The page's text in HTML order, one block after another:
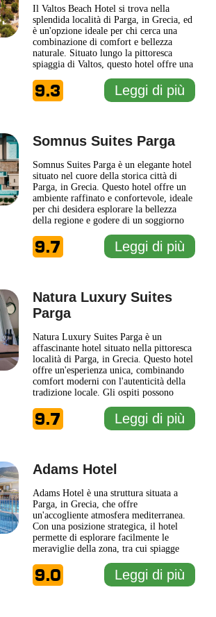
Il Valtos Beach Hotel si trova nella
splendida località di Parga, in Grecia, ed
è un'opzione ideale per chi cerca una
combinazione di comfort e bellezza
naturale. Situato lungo la pittoresca
spiaggia di Valtos, questo hotel offre una
sulle verdi colline circostanti. Gli ospiti
possono godere di una varietà di servizi
9.3 Leggi di più
Somnus Suites Parga
Somnus Suites Parga è un elegante hotel
situato nel cuore della storica città di
Parga, in Grecia. Questo hotel offre un
ambiente raffinato e confortevole, ideale
per chi desidera esplorare la bellezza
della regione e godere di un soggiorno
gusto, presentando un design moderno
che si fonde armoniosamente con
9.7 Leggi di più
Natura Luxury Suites
Parga
Natura Luxury Suites Parga è un
affascinante hotel situato nella pittoresca
località di Parga, in Grecia. Questo hotel
offre un'esperienza unica, combinando
comfort moderni con l'autenticità della
tradizione locale. Gli ospiti possono
gusto, pensate per garantire un soggiorno
rilassante e rigenerante. L'architettura
9.7 Leggi di più
Adams Hotel
Adams Hotel è una struttura situata a
Parga, in Grecia, che offre
un'accogliente atmosfera mediterranea.
Con una posizione strategica, il hotel
permette di esplorare facilmente le
meraviglie della zona, tra cui spiagge
Gli ospiti possono godere di un'ampia
gamma di servizi pensati per garantire
9.0 Leggi di più